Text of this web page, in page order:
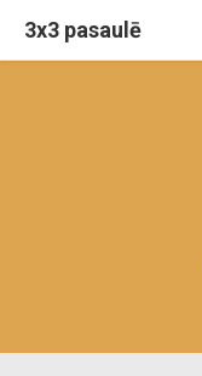
3x3 pasaulē